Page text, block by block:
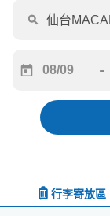
forward
interact
and
-
行李寄放區